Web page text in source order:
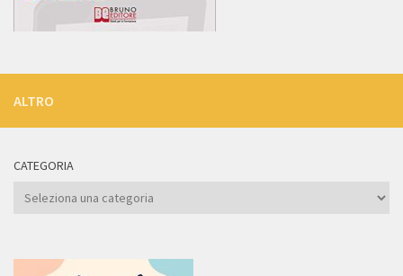
ALTRO
CATEGORIA
Categoria